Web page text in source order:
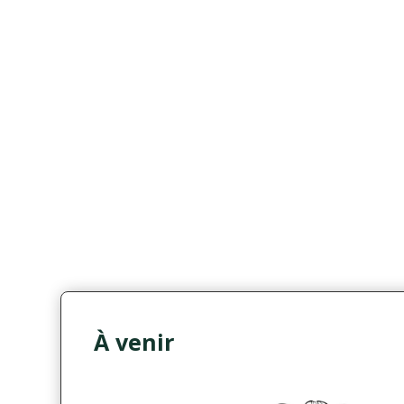
À venir